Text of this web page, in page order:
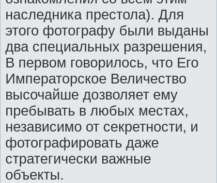
наследника престола). Для
этого фотографу были выданы
два специальных разрешения,
В первом говорилось, что Его
Императорское Величество
высочайше дозволяет ему
пребывать в любых местах,
независимо от секретности, и
фотографировать даже
стратегически важные
объекты.